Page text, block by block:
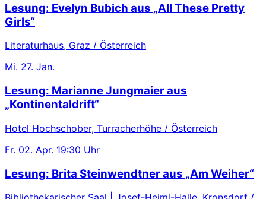
Lesung: Evelyn Bubich aus „All These Pretty
Girls“
Literaturhaus, Graz / Österreich
Mi. 27. Jan.
Lesung: Marianne Jungmaier aus
„Kontinentaldrift“
Hotel Hochschober, Turracherhöhe / Österreich
Fr. 02. Apr. 19:30 Uhr
Lesung: Brita Steinwendtner aus „Am Weiher“